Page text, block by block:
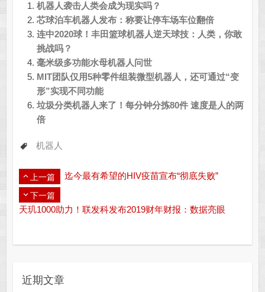
机器人袭击人类会成为现实吗？
芯球泊车机器人发布：称要让停车场车位翻倍
连中2020球！丰田篮球机器人逆天球技：人类，你敢
挑战吗？
毫米级多功能水母机器人问世
MIT团队仅用5种零件组装微型机器人，还可通过“变
形”实现不同功能
垃圾分类机器人来了！每分钟分拣80件 速度是人的两
倍
机器人
上一篇 迄今最有希望的​HIV疫苗宣布“彻底失败”
下一篇
天玑1000助力！联发科发布2019财年财报：数据亮眼
近期文章